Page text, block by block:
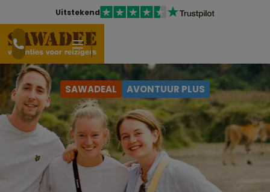
Uitstekend
SAWADEAL AVONTUUR PLUS